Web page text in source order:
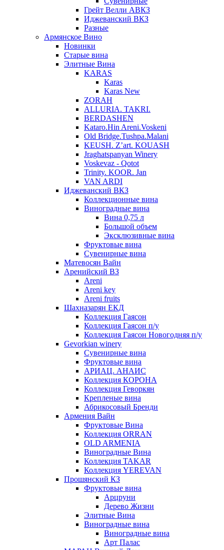
Грейт Велли АВКЗ
Иджеванский ВКЗ
Разные
Армянское Вино
Новинки
Старые вина
Элитные Вина
KARAS
Karas
Karas New
ZORAH
ALLURIA. TAKRI.
BERDASHEN
Kataro.Hin Areni.Voskeni
Old Bridge.Tushpa.Malani
KEUSH. Z’art. KOUASH
Jraghatspanyan Winery
Voskevaz - Qotot
Trinity. KOOR. Jan
VAN ARDI
Иджеванский ВКЗ
Коллекционные вина
Виноградные вина
Вина 0,75 л
Большой объем
Эксклюзивные вина
Фруктовые вина
Cувенирные вина
Матевосян Вайн
Аренийский ВЗ
Areni
Areni key
Areni fruits
Шахназарян ЕКД
Коллекция Гаясон
Коллекция Гаясон п/у
Коллекция Гаясон Новогодняя п/у
Gevorkian winery
Сувенирные вина
Фруктовые вина
АРИАЦ. АНАИС
Коллекция КОРОНА
Коллекция Геворкян
Крепленые вина
Абрикосовый Бренди
Армения Вайн
Фруктовые Вина
Коллекция ORRAN
OLD ARMENIA
Виноградные Вина
Коллекция TAKAR
Коллекция YEREVAN
Прошянский КЗ
Фруктовые вина
Арцруни
Дерево Жизни
Элитные Вина
Виноградные вина
Виноградные вина
Арт Палас